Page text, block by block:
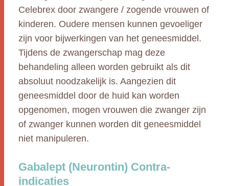
Celebrex door zwangere / zogende vrouwen of
kinderen. Oudere mensen kunnen gevoeliger
zijn voor bijwerkingen van het geneesmiddel.
Tijdens de zwangerschap mag deze
behandeling alleen worden gebruikt als dit
absoluut noodzakelijk is. Aangezien dit
geneesmiddel door de huid kan worden
opgenomen, mogen vrouwen die zwanger zijn
of zwanger kunnen worden dit geneesmiddel
niet manipuleren.
Gabalept (Neurontin) Contra-
indicaties